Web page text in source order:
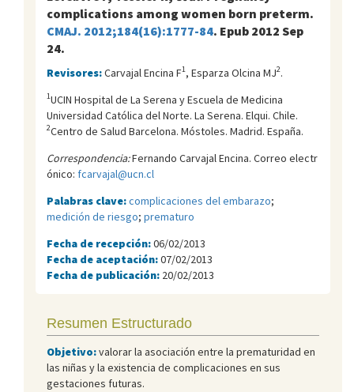
complications among women born preterm.
CMAJ. 2012;184(16):1777-84. Epub 2012 Sep
24.
Revisores:Carvajal Encina F1, Esparza Olcina MJ2.
1UCIN Hospital de La Serena y Escuela de Medicina
Universidad Católica del Norte. La Serena. Elqui. Chile.
2Centro de Salud Barcelona. Móstoles. Madrid. España.
Correspondencia:Fernando Carvajal Encina. Correo electr
ónico: fcarvajal@ucn.cl
Palabras clave:complicaciones del embarazo;
medición de riesgo; prematuro
Fecha de recepción:06/02/2013
Fecha de aceptación:07/02/2013
Fecha de publicación: 20/02/2013
Resumen Estructurado
Objetivo:valorar la asociación entre la prematuridad en
las niñas y la existencia de complicaciones en sus
gestaciones futuras.